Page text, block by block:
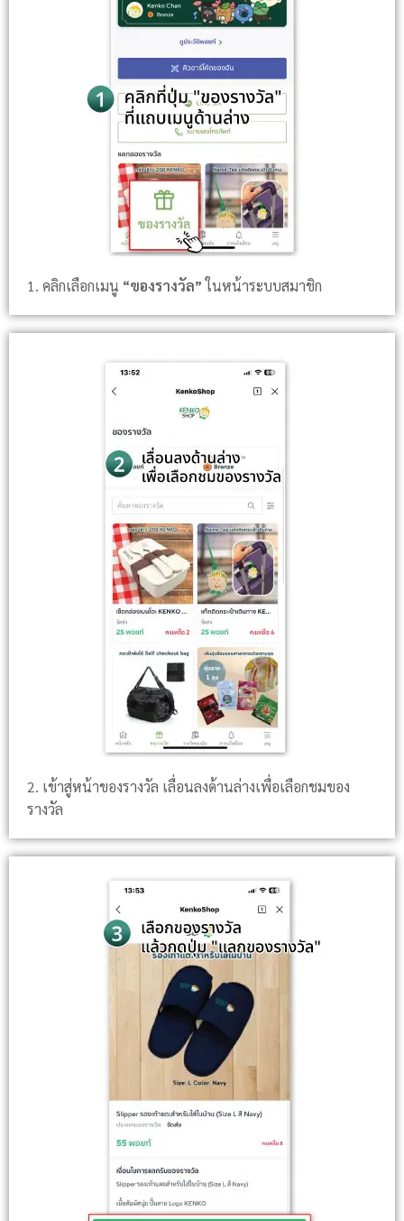
1. คลิกเลือกเมนู “ของรางวัล”ในหน้าระบบสมาชิก
2. เข้าสู่หน้าของรางวัล เลื่อนลงด้านล่างเพื่อเลือกชมของ
รางวัล